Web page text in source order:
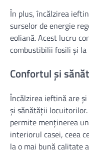
În plus, încălzirea
surselor de energie
eoliană. Acest lucru
combustibilii fosili și
Confortul și
Încălzirea ieftină are
și sănătății
permite menținerea
interiorul casei, ceea
la o mai bună calitate